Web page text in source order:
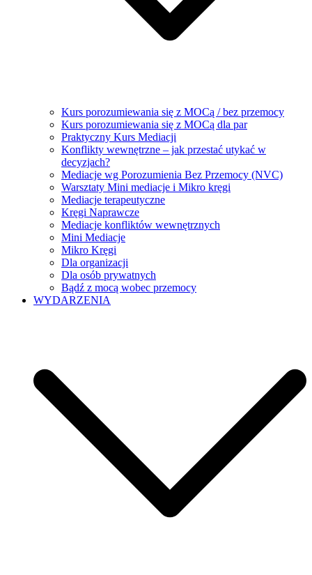
Kurs porozumiewania się z MOCą / bez przemocy
Kurs porozumiewania się z MOCą dla par
Praktyczny Kurs Mediacji
Konflikty wewnętrzne – jak przestać utykać w
decyzjach?
Mediacje wg Porozumienia Bez Przemocy (NVC)
Warsztaty Mini mediacje i Mikro kręgi
Mediacje terapeutyczne
Kręgi Naprawcze
Mediacje konfliktów wewnętrznych
Mini Mediacje
Mikro Kręgi
Dla organizacji
Dla osób prywatnych
Bądź z mocą wobec przemocy
WYDARZENIA